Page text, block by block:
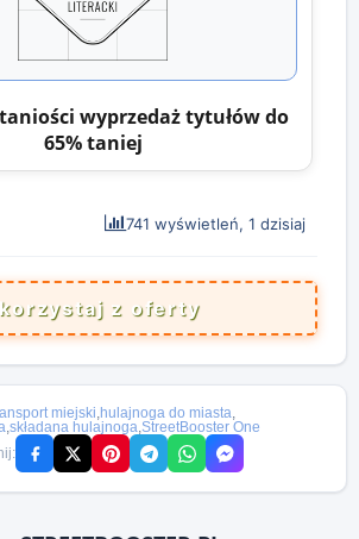
wyprzedaż tytułów do
65% taniej
741 wyświetleń, 1 dzisiaj
z oferty
miejski,hulajnoga do miasta,
,składana hulajnoga,StreetBooster One